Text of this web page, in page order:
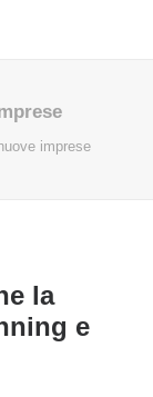
imprese
la
e